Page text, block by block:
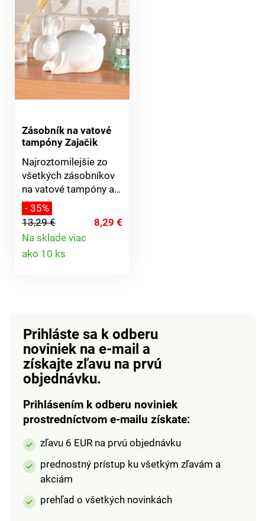
Zásobník na vatové
tampóny Zajačik
Najroztomilejšie zo
všetkých zásobníkov
na vatové tampóny a
tyčinky! Náš lesklý
snehobiely zajačik sa
vyrovná všetkým
ostatným zásobníkom
a zaistí hygienické
obsahu.
- 35%
13,29 €
8,29 €
Na sklade viac
ako 10 ks
Prihláste sa k odberu
noviniek na e-mail a
získajte zľavu na prvú
objednávku.
Prihlásením k odberu noviniek
prostredníctvom e-mailu získate:
zľavu 6 EUR na prvú objednávku
prednostný prístup ku všetkým zľavám a
akciám
prehľad o všetkých novinkách